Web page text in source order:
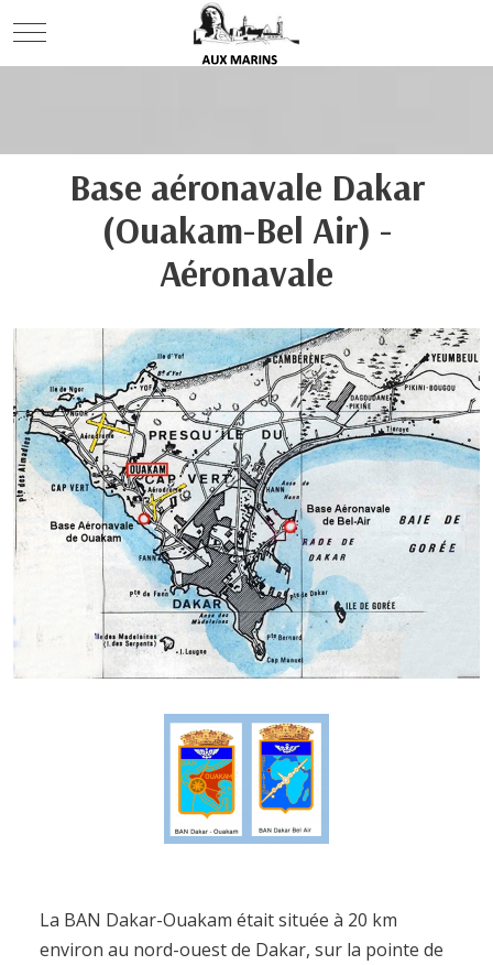
Mobile Menu Toggle
Base aéronavale Dakar
(Ouakam-Bel Air) -
Aéronavale
La BAN Dakar-Ouakam était située à 20 km
environ au nord-ouest de Dakar, sur la pointe de